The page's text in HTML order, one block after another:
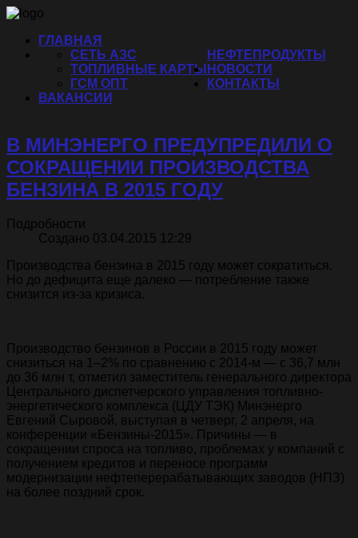
ГЛАВНАЯ
НЕФТЕПРОДУКТЫ
СЕТЬ АЗС
ТОПЛИВНЫЕ КАРТЫ
ГСМ ОПТ
НОВОСТИ
КОНТАКТЫ
ВАКАНСИИ
В МИНЭНЕРГО ПРЕДУПРЕДИЛИ О
СОКРАЩЕНИИ ПРОИЗВОДСТВА
БЕНЗИНА В 2015 ГОДУ
Подробности
Создано 03.04.2015 12:29
Производства бензина в 2015 году может сократиться.
Но до дефицита еще далеко — потребление также
снизится из-за кризиса.
Производство бензинов в России в 2015 году может
снизиться на 1–2% по сравнению с 2014-м — с 36,7 млн
до 36 млн т, отметил заместитель генерального директора
Центрального диспетчерского управления топливно-
энергетического комплекса (ЦДУ ТЭК) Минэнерго
Евгений Сыровой, выступая в четверг, 2 апреля, на
конференции «Бензины-2015». Причины — в
сокращении спроса на топливо, проблемах у компаний с
получением кредитов и переносе программ
модернизации нефтеперерабатывающих заводов (НПЗ)
на более поздний срок.